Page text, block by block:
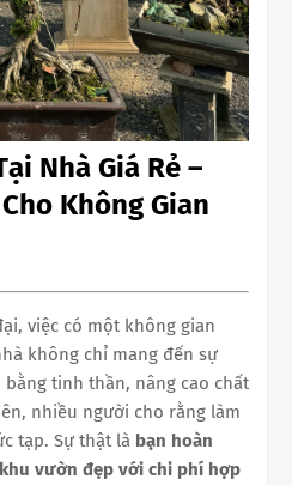
Nhà Giá Rẻ –
Không Gian
việc có một không gian
không chỉ mang đến sự
tinh thần, nâng cao chất
nhiều người cho rằng làm
tạp. Sự thật là bạn hoàn
vườn đẹp với chi phí hợp